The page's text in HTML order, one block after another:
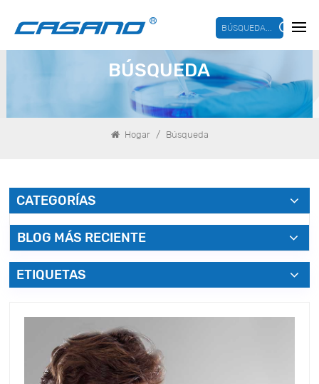
BÚSQUEDA...
BÚSQUEDA
Hogar / Búsqueda
CATEGORÍAS
BLOG MÁS RECIENTE
ETIQUETAS